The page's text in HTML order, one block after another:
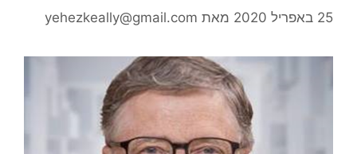
25 באפריל 2020 מאת yehezkeally@gmail.com